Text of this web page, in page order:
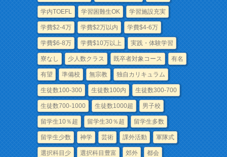
学内TOEFL 学習困難生OK 学習施設充実
学費$2-4万 学費$2万以内 学費$4-6万
学費$6-8万 学費$10万以上 実践・体験学習
寮なし 少人数クラス 既卒者対象コース 有名
有望 準備校 無宗教 独自カリキュラム
生徒数100-300 生徒数100内 生徒数300-700
生徒数700-1000 生徒数1000超 男子校
留学生10％超 留学生30％超 留学生多数
留学生少数 神学 芸術 課外活動 軍隊式
選択科目少 選択科目豊富 郊外 都会